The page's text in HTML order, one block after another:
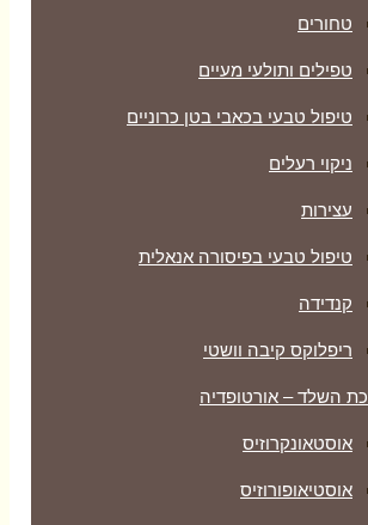
טחורים
טפילים ותולעי מעיים
טיפול טבעי בכאבי בטן כרוניים
ניקוי רעלים
עצירות
טיפול טבעי בפיסורה אנאלית
קנדידה
ריפלוקס קיבה וושטי
השלד – אורטופדיה
אוסטאונקרוזיס
אוסטיאופורוזיס